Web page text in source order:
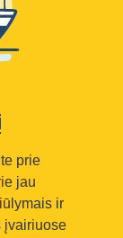
prie
jau
ir
įvairiuose